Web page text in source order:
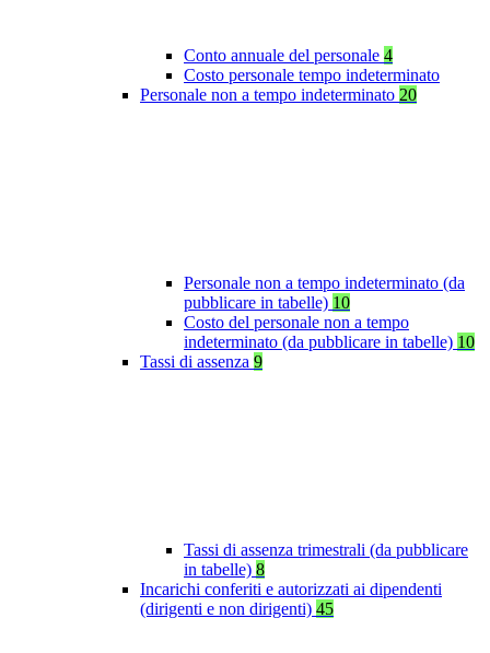
Conto annuale del personale 4
Costo personale tempo indeterminato
Personale non a tempo indeterminato 20
Personale non a tempo indeterminato (da
pubblicare in tabelle) 10
Costo del personale non a tempo
indeterminato (da pubblicare in tabelle) 10
Tassi di assenza 9
Tassi di assenza trimestrali (da pubblicare
in tabelle) 8
Incarichi conferiti e autorizzati ai dipendenti
(dirigenti e non dirigenti) 45